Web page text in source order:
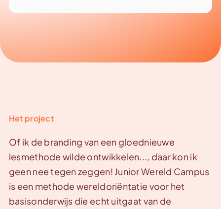
Het project
Of ik de branding van een gloednieuwe
lesmethode wilde ontwikkelen..., daar kon ik
geen nee tegen zeggen! Junior Wereld Campus
is een methode wereldoriëntatie voor het
basisonderwijs die echt uitgaat van de